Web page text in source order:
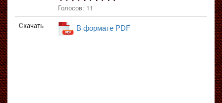
Голосов: 11
Скачать В формате PDF